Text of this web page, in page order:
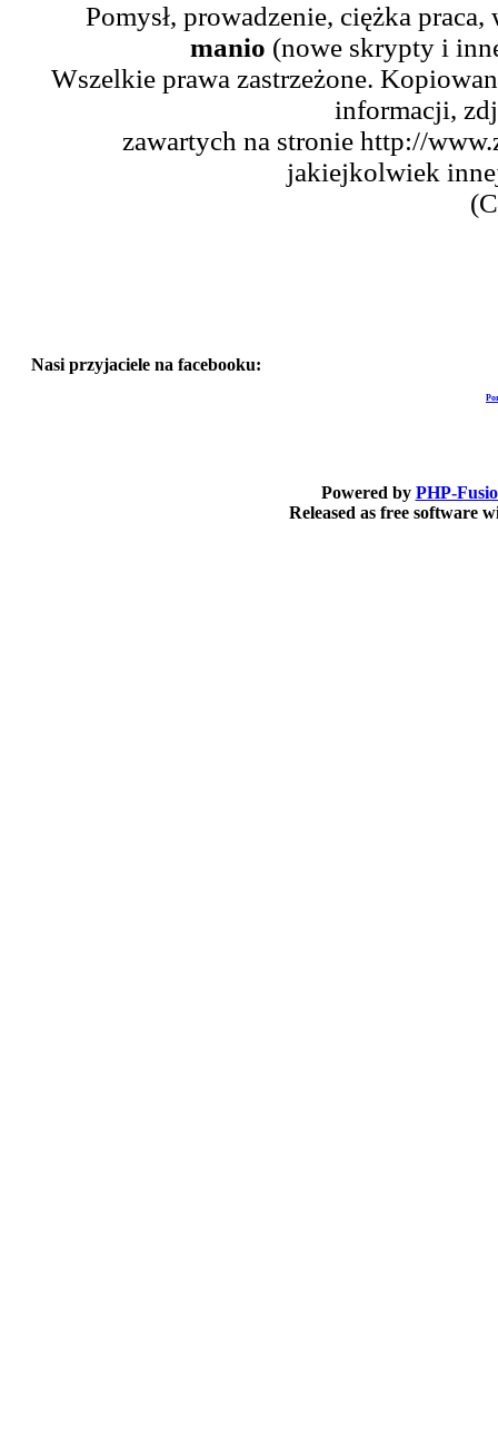
Pomysł, prowadzenie, ciężka
manio (nowe skrypty i
Wszelkie prawa zastrzeżone.
informacji,
zawartych na stronie http://
jakiejkolwiek
Nasi przyjaciele na facebooku:
Powered by PHP-
Released as free software